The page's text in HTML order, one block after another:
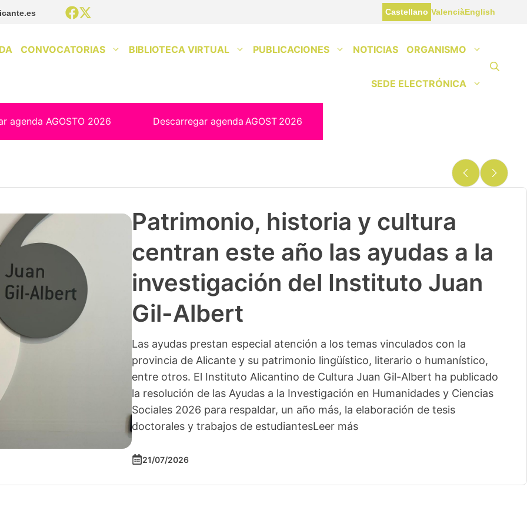
Castellano ValenciàEnglish
CONVOCATORIAS BIBLIOTECA VIRTUAL PUBLICACIONES NOTICIAS ORGANISMO
SEDE ELECTRÓNICA
agenda AGOSTO 2026 Descarregar agenda AGOST 2026
Patrimonio, historia y cultura
centran este año las ayudas a la
investigación del Instituto Juan
Gil-Albert
Las ayudas prestan especial atención a los temas vinculados con la
provincia de Alicante y su patrimonio lingüístico, literario o humanístico,
entre otros. El Instituto Alicantino de Cultura Juan Gil-Albert ha publicado
la resolución de las Ayudas a la Investigación en Humanidades y Ciencias
Sociales 2026 para respaldar, un año más, la elaboración de tesis
doctorales y trabajos de estudiantesLeer más
21/07/2026